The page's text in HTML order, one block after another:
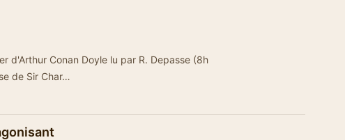
d'Arthur Conan Doyle lu par R. Depasse (8h
de Sir Char…